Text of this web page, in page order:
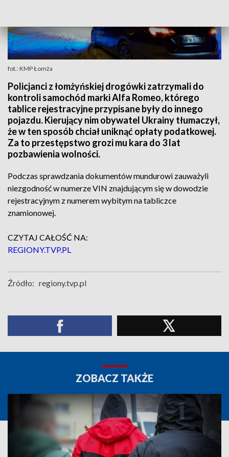
fot.: KMP Łomża
Policjanci z łomżyńskiej drogówki zatrzymali do
kontroli samochód marki Alfa Romeo, którego
tablice rejestracyjne przypisane były do innego
pojazdu. Kierujący nim obywatel Ukrainy tłumaczył,
że w ten sposób chciał uniknąć opłaty podatkowej.
Za to przestępstwo grozi mu kara do 3 lat
pozbawienia wolności.
Podczas sprawdzania dokumentów mundurowi zauważyli
niezgodność w numerze VIN znajdującym się w dowodzie
rejestracyjnym z numerem wybitym na tabliczce
znamionowej.
CZYTAJ CAŁOŚĆ NA:
REGIONY.TVP.PL
Źródło: regiony.tvp.pl
ZOBACZ TAKŻE